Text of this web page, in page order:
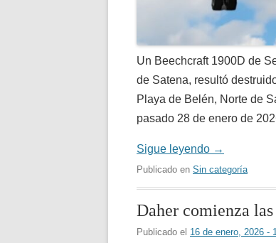
Un Beechcraft 1900D de
de Satena, resultó
Playa de Belén, Norte de
pasado 28 de enero de
Sigue leyendo →
Publicado en Sin categoría
Daher comienza
Publicado el 16 de enero, 2026 -